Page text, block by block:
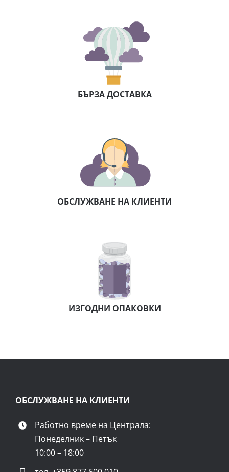
БЪРЗА ДОСТАВКА
ОБСЛУЖВАНЕ НА КЛИЕНТИ
ИЗГОДНИ ОПАКОВКИ
ОБСЛУЖВАНЕ НА КЛИЕНТИ
Работно време на Централа:
Понеделник – Петък
10:00 – 18:00